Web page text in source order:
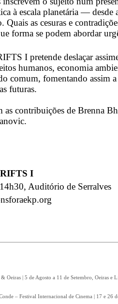
à escala planetária — desde
Quais as cesuras e
forma se podem abordar
I pretende deslaçar
humanos, economia
comum, fomentando assim
futuras.
as contribuições de Brenna
I
Auditório de Serralves
Oeiras | 5 de Agosto a 11 de Setembro, Oeiras e
– Festival Internacional de Cinema | 17 e 26